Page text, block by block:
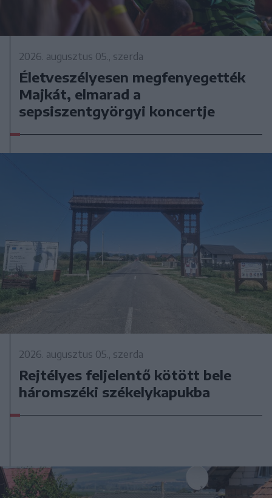
2026. augusztus 05., szerda
Életveszélyesen megfenyegették
Majkát, elmarad a
sepsiszentgyörgyi koncertje
2026. augusztus 05., szerda
Rejtélyes feljelentő kötött bele
háromszéki székelykapukba